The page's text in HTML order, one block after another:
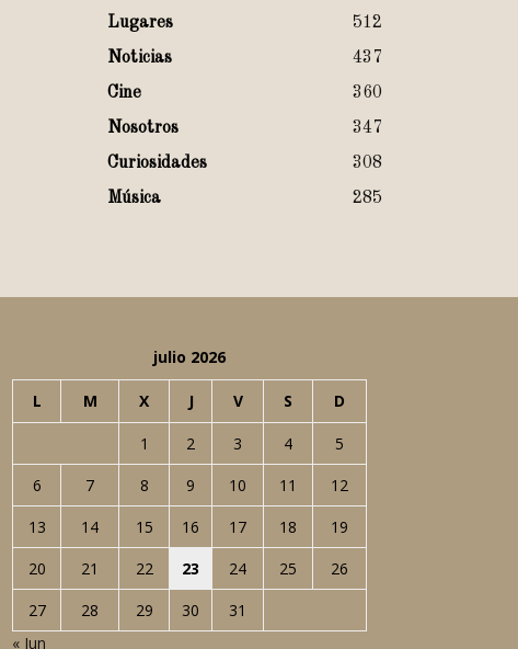
Lugares
512
Noticias
437
Cine
360
Nosotros
347
Curiosidades
308
Música
285
julio 2026
L M X J V S D
1 2 3 4
5
6
7 8 9 10 11
12
13
14 15 16 17 18
19
20
21 22 23 24 25
26
27
28 29 30
31
« Jun